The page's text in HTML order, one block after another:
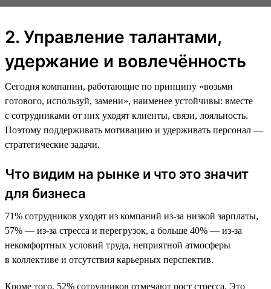
2. Управление талантами,
удержание и вовлечённость
Сегодня компании, работающие по принципу «возьми
готового, используй, замени», наименее устойчивы: вместе
с сотрудниками от них уходят клиенты, связи, лояльность.
Поэтому поддерживать мотивацию и удерживать персонал —
стратегические задачи.
Что видим на рынке и что это значит
для бизнеса
71% сотрудников уходят из компаний из-за низкой зарплаты,
57% — из-за стресса и перегрузок, а больше 40% — из-за
некомфортных условий труда, неприятной атмосферы
в коллективе и отсутствия карьерных перспектив.
Кроме того, 52% сотрудников отмечают рост стресса. Это